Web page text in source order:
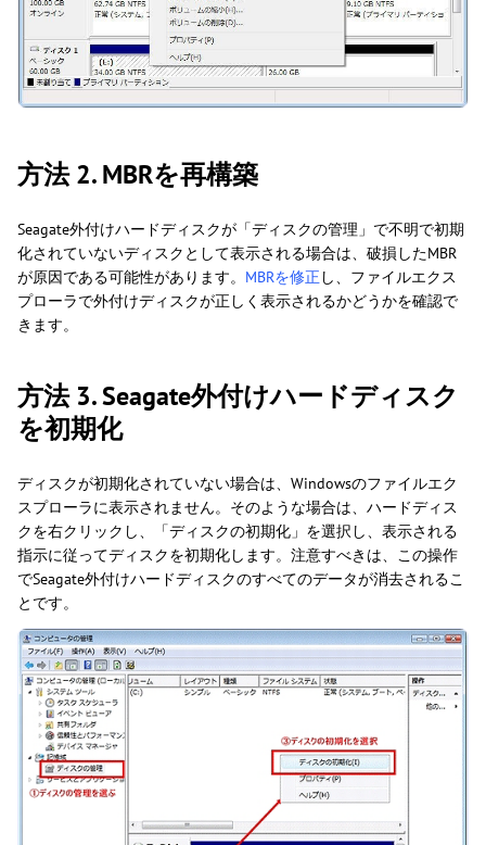
方法 2. MBRを再構築
Seagate外付けハードディスクが「ディスクの管理」で不明で初期
化されていないディスクとして表示される場合は、破損したMBR
が原因である可能性があります。 MBRを修正 し、ファイルエクス
プローラで外付けディスクが正しく表示されるかどうかを確認で
きます。
方法 3. Seagate外付けハードディスク
を初期化
ディスクが初期化されていない場合は、Windowsのファイルエク
スプローラに表示されません。そのような場合は、ハードディス
クを右クリックし、「ディスクの初期化」を選択し、表示される
指示に従ってディスクを初期化します。注意すべきは、この操作
でSeagate外付けハードディスクのすべてのデータが消去されるこ
とです。